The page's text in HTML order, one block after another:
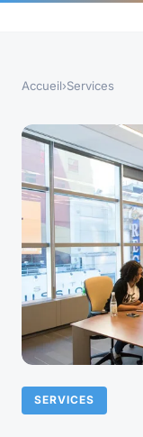
Accueil›Services
SERVICES